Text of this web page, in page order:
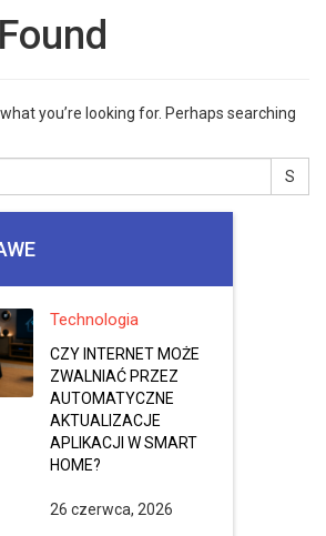
you’re looking for. Perhaps searching
Technologia
CZY INTERNET MOŻE
ZWALNIAĆ PRZEZ
AUTOMATYCZNE
AKTUALIZACJE
APLIKACJI W SMART
HOME?
26 czerwca, 2026